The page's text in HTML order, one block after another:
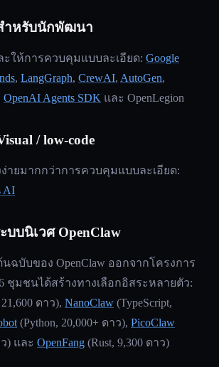
ำหรับนักพัฒนา
ะให้การควบคุมแบบละเอียด: Google
, LangGraph, CrewAI, AutoGen,
OpenAI Agents SDK และ OpenLegion
/ low-code
ายมากกว่าการควบคุมแบบละเอียด:
AI
บบนิเวศ OpenClaw
ฉบับของ OpenClaw ออกจากโครงการ
ชุมชนได้สร้างทางเลือกอิสระหลายตัว:
ดาว), NanoClaw (TypeScript,
(Python, 20,000+ ดาว), PicoClaw
) และ OpenFang (Rust, 9,300 ดาว)